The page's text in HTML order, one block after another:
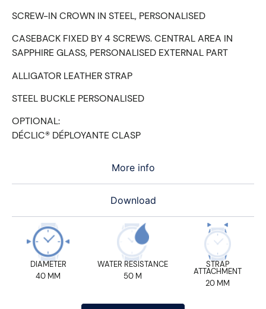
More info
Download
SCREW-IN CROWN IN STEEL, PERSONALISED
CASEBACK FIXED BY 4 SCREWS. CENTRAL AREA IN
SAPPHIRE GLASS, PERSONALISED EXTERNAL PART
ALLIGATOR LEATHER STRAP
STEEL BUCKLE PERSONALISED
OPTIONAL:
DÉCLIC® DÉPLOYANTE CLASP
DIAMETER
40 MM
WATER RESISTANCE
50 M
STRAP
ATTACHMENT
20 MM